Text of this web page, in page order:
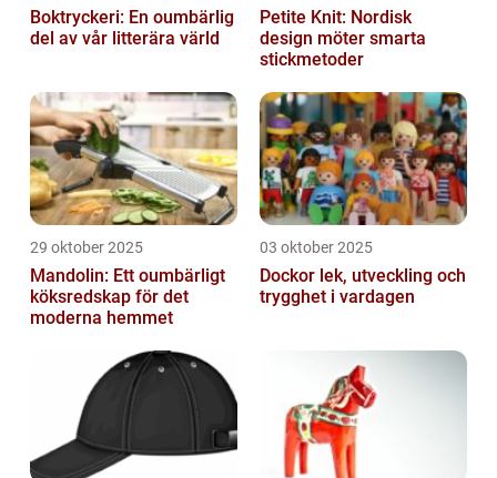
Boktryckeri: En oumbärlig
del av vår litterära värld
Petite Knit: Nordisk
design möter smarta
stickmetoder
29 oktober 2025
Mandolin: Ett oumbärligt
köksredskap för det
moderna hemmet
03 oktober 2025
Dockor lek, utveckling och
trygghet i vardagen